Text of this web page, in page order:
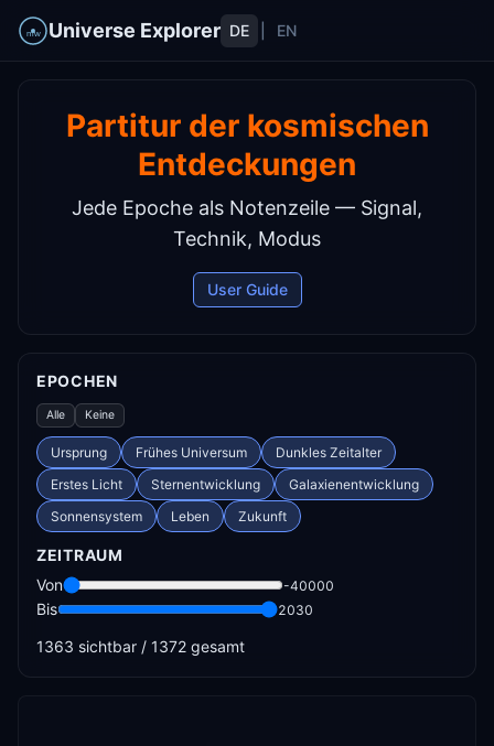
Universe Explorer DE EN
Partitur der kosmischen
Entdeckungen
Jede Epoche als Notenzeile — Signal,
Technik, Modus
User Guide
EPOCHEN
Alle Keine
Ursprung Frühes Universum
Dunkles Zeitalter
Erstes Licht
Sternentwicklung
Galaxienentwicklung
Sonnensystem
Leben Zukunft
ZEITRAUM
Von
-40000
Bis 2030
1363 sichtbar / 1372 gesamt